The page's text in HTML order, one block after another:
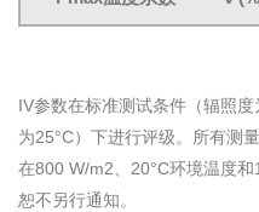
IV参数在标准测试条件（辐照
为25°C）下进行评级。所有测
在800 W/m2、20°C环境温度
恕不另行通知。